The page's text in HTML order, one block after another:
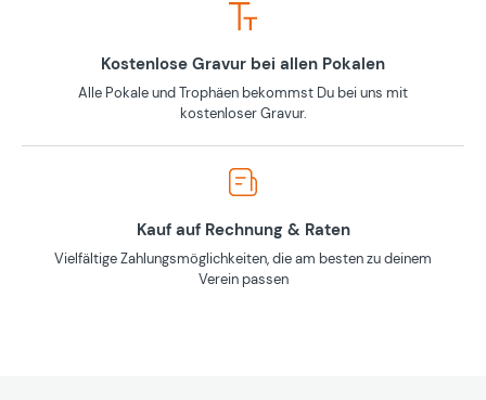
Kostenlose Gravur bei allen Pokalen
Alle Pokale und Trophäen bekommst Du bei uns mit
kostenloser Gravur.
Kauf auf Rechnung & Raten
Vielfältige Zahlungsmöglichkeiten, die am besten zu deinem
Verein passen